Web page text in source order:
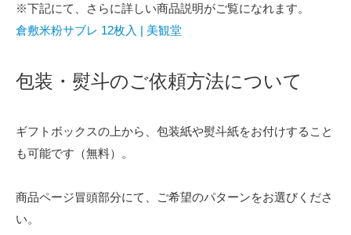
※下記にて、さらに詳しい商品説明がご覧になれます。
倉敷米粉サブレ 12枚入 | 美観堂
包装・熨斗のご依頼方法について
ギフトボックスの上から、包装紙や熨斗紙をお付けすること
も可能です（無料）。
商品ページ冒頭部分にて、ご希望のパターンをお選びくださ
い。